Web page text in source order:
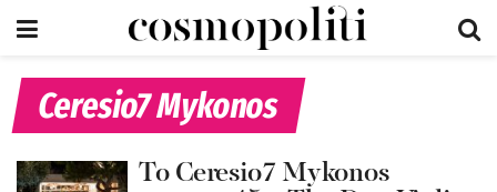
Ceresio7 Mykonos
To Ceresio7 Mykonos